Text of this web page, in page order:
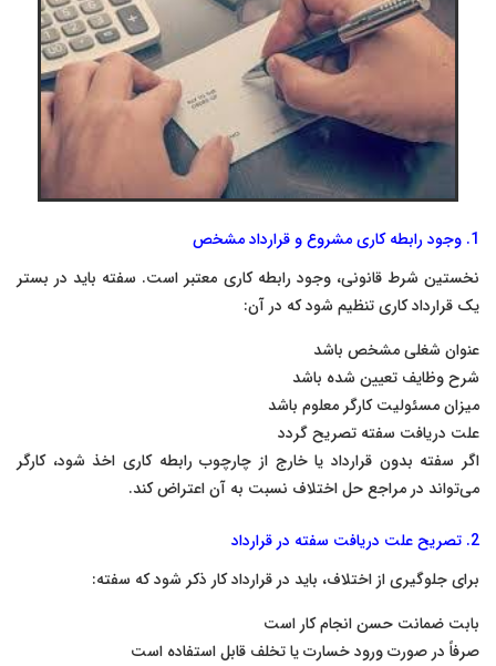
1. وجود رابطه کاری مشروع و قرارداد مشخص
نخستین شرط قانونی، وجود رابطه کاری معتبر است. سفته باید در بستر
یک قرارداد کاری تنظیم شود که در آن:
عنوان شغلی مشخص باشد
شرح وظایف تعیین شده باشد
میزان مسئولیت کارگر معلوم باشد
علت دریافت سفته تصریح گردد
اگر سفته بدون قرارداد یا خارج از چارچوب رابطه کاری اخذ شود، کارگر
می‌تواند در مراجع حل اختلاف نسبت به آن اعتراض کند.
2. تصریح علت دریافت سفته در قرارداد
برای جلوگیری از اختلاف، باید در قرارداد کار ذکر شود که سفته:
بابت ضمانت حسن انجام کار است
صرفاً در صورت ورود خسارت یا تخلف قابل استفاده است